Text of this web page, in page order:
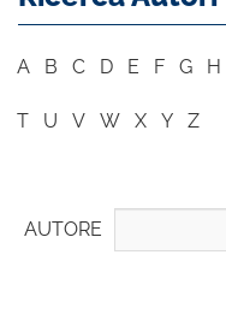
A B C D E F G H
T U V W X Y Z
AUTORE